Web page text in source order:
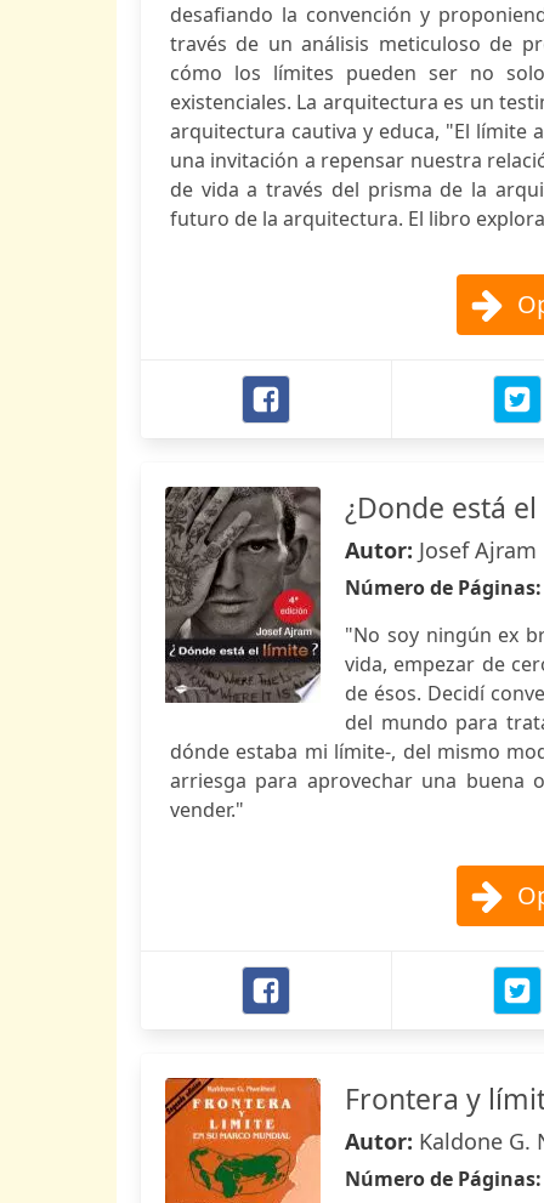
desafiando la convención y
través de un análisis meticuloso de
cómo los límites pueden ser no
existenciales. La arquitectura es un
arquitectura cautiva y educa, "El límite
una invitación a repensar nuestra
de vida a través del prisma de la
futuro de la arquitectura. El libro
¿Donde está
Autor: Josef Ajram
Número de Páginas:
"No soy ningún ex
vida, empezar de
de ésos. Decidí
del mundo para
dónde estaba mi límite-, del mismo
arriesga para aprovechar una buena
vender."
Frontera y
Autor: Kaldone G.
Número de Páginas: